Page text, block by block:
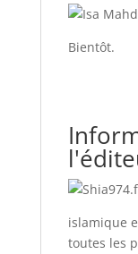
Bientôt.
islamique
toutes les